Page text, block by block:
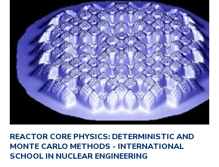
REACTOR CORE PHYSICS: DETERMINISTIC AND
MONTE CARLO METHODS - INTERNATIONAL
SCHOOL IN NUCLEAR ENGINEERING